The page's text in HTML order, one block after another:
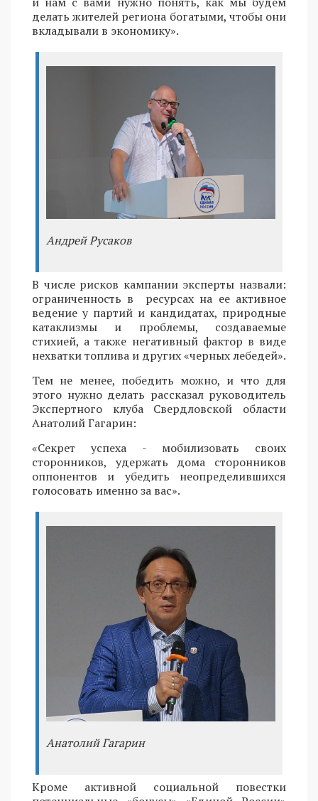
делать жителей региона богатыми, чтобы они
вкладывали в экономику».
Андрей Русаков
В числе рисков кампании эксперты назвали:
ограниченность в ресурсах на ее активное
ведение у партий и кандидатах, природные
катаклизмы и проблемы, создаваемые
стихией, а также негативный фактор в виде
нехватки топлива и других «черных лебедей».
Тем не менее, победить можно, и что для
этого нужно делать рассказал руководитель
Экспертного клуба Свердловской области
Анатолий Гагарин:
«Секрет успеха - мобилизовать своих
сторонников, удержать дома сторонников
оппонентов и убедить неопределившихся
голосовать именно за вас».
Анатолий Гагарин
Кроме активной социальной повестки